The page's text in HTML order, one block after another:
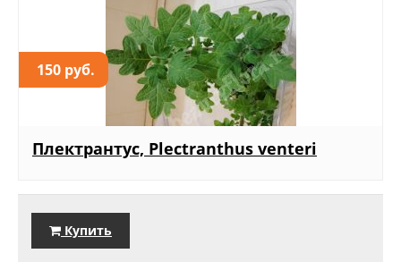
150 руб.
Плектрантус, Plectranthus venteri
Купить